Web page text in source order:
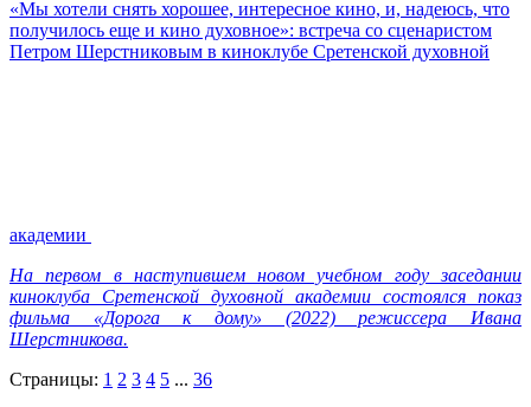
«Мы хотели снять хорошее, интересное кино, и, надеюсь, что
получилось еще и кино духовное»: встреча со сценаристом
Петром Шерстниковым в киноклубе Сретенской духовной
академии
На первом в наступившем новом учебном году заседании
киноклуба Сретенской духовной академии состоялся показ
фильма «Дорога к дому» (2022) режиссера Ивана
Шерстникова.
Страницы: 1 2 3 4 5 ... 36